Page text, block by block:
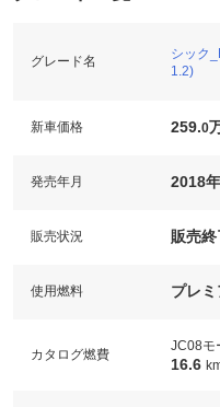
グレード名
シック
1.2)
新車価格 259.0
発売年月 2018
販売状況 販売終
使用燃料 プレミ
カタログ燃費
JC08モ
16.6